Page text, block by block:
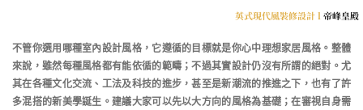
英式現代風裝修設計 l帝峰皇殿
不管你選用哪種室內設計風格，它遵循的目標就是你心中理想家居風格。整體
來說，雖然每種風格都有能依循的範疇；不過其實設計仍沒有所謂的絕對。尤
其在各種文化交流、工法及科技的進步，甚至是新潮流的推進之下，也有了許
多混搭的新美學誕生。建議大家可以先以大方向的風格為基礎；在審視自身需